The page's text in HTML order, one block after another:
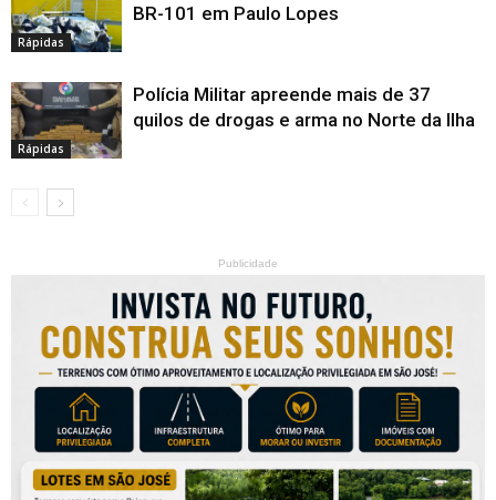
Rápidas
BR-101 em Paulo Lopes
Rápidas
Polícia Militar apreende mais de 37
quilos de drogas e arma no Norte da Ilha
Publicidade